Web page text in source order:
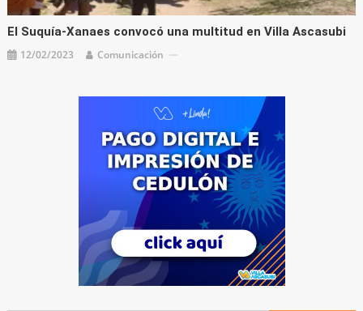
El Suquía-Xanaes convocó una multitud en Villa Ascasubi
12/02/2023 Comunicación